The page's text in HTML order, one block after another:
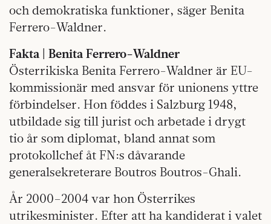
och demokratiska funktioner, säger Benita
Ferrero-Waldner.
Fakta | Benita Ferrero-Waldner
Österrikiska Benita Ferrero-Waldner är EU-
kommissionär med ansvar för unionens yttre
förbindelser. Hon föddes i Salzburg 1948,
utbildade sig till jurist och arbetade i drygt
tio år som diplomat, bland annat som
protokollchef åt FN:s dåvarande
generalsekreterare Boutros Boutros-Ghali.
År 2000–2004 var hon Österrikes
utrikesminister. Efter att ha kandiderat i valet